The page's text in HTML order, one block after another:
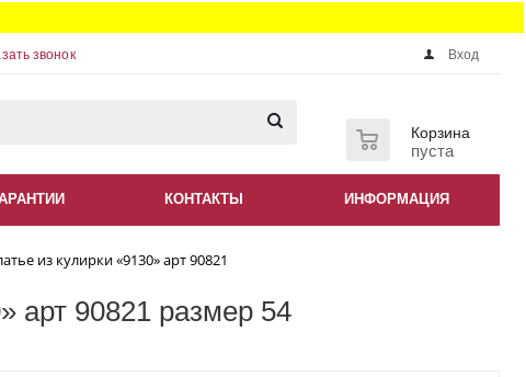
звонок Вход
Корзина
пуста
КОНТАКТЫ ИНФОРМАЦИЯ
из кулирки «9130» арт 90821
арт 90821 размер 54